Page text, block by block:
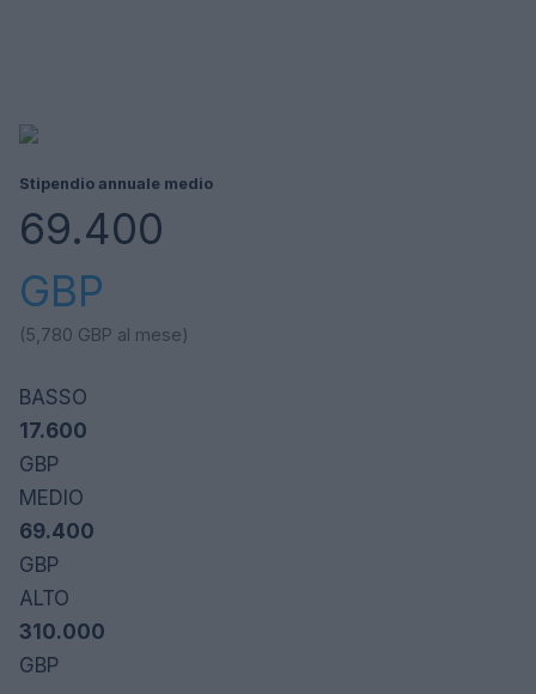
Stipendio annuale medio
69.400
GBP
(5,780 GBP al mese)
BASSO
17.600
GBP
MEDIO
69.400
GBP
ALTO
310.000
GBP